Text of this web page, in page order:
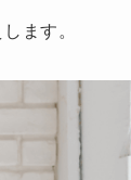
ます。